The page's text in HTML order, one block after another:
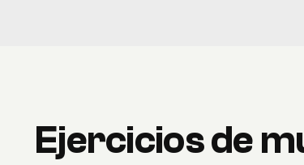
Ejercicios de